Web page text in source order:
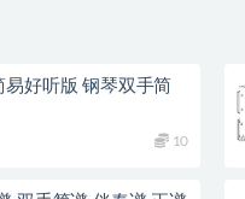
好听版 钢琴双手简
10